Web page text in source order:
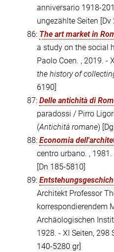
anniversario 1918-
ungezählte Seiten
86: The art market in
a study on the social
Paolo Coen. , 2019. -
the history of
6190]
87: Delle antichità di
paradossi / Pirro
(Antichità romane)
88: Economia
centro urbano. , 1981.
[Dn 185-5810]
89:
Architekt Professor
korrespondierendem
Archäologischen
1928. - XI Seiten, 298
140-5280 gr]